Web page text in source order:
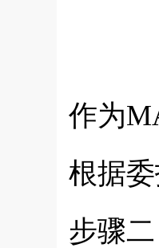
作为
根据
步骤